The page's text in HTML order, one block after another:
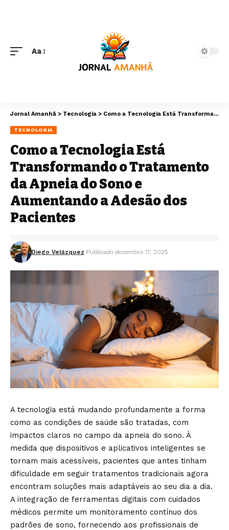
Aa
Jornal Amanhã > Tecnologia > Como a Tecnologia Está Transformando o Tratamento da Apneia do Sono e Aumentando a Adesão dos Pacientes
TECNOLOGIA
Como a Tecnologia Está
Transformando o Tratamento
da Apneia do Sono e
Aumentando a Adesão dos
Pacientes
Diego Velázquez Publicado dezembro 17, 2025
A tecnologia está mudando profundamente a forma
como as condições de saúde são tratadas, com
impactos claros no campo da apneia do sono. À
medida que dispositivos e aplicativos inteligentes se
tornam mais acessíveis, pacientes que antes tinham
dificuldade em seguir tratamentos tradicionais agora
encontram soluções mais adaptáveis ao seu dia a dia.
A integração de ferramentas digitais com cuidados
médicos permite um monitoramento contínuo dos
padrões de sono, fornecendo aos profissionais de